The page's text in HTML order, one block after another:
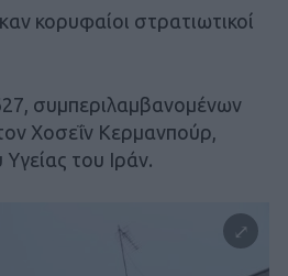
κορυφαίοι στρατιωτικοί
συμπεριλαμβανομένων
Χοσεΐν Κερμανπούρ,
του Ιράν.